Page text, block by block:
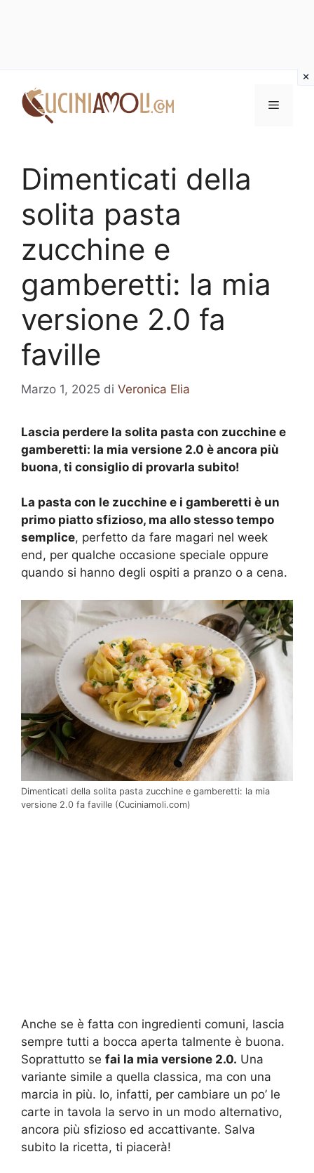
contenuto
Menu
Dimenticati della
solita pasta
zucchine e
gamberetti: la mia
versione 2.0 fa
faville
Marzo 1, 2025 di Veronica Elia
Lascia perdere la solita pasta con zucchine e
gamberetti: la mia versione 2.0 è ancora più
buona, ti consiglio di provarla subito!
La pasta con le zucchine e i gamberetti è un
primo piatto sfizioso, ma allo stesso tempo
semplice, perfetto da fare magari nel week
end, per qualche occasione speciale oppure
quando si hanno degli ospiti a pranzo o a cena.
Dimenticati della solita pasta zucchine e gamberetti: la mia
versione 2.0 fa faville (Cuciniamoli.com)
Anche se è fatta con ingredienti comuni, lascia
sempre tutti a bocca aperta talmente è buona.
Soprattutto se fai la mia versione 2.0. Una
variante simile a quella classica, ma con una
marcia in più. Io, infatti, per cambiare un po’ le
carte in tavola la servo in un modo alternativo,
ancora più sfizioso ed accattivante. Salva
subito la ricetta, ti piacerà!